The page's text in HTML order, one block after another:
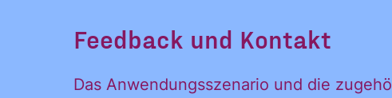
Feedback und Kontakt
Das Anwendungsszenario und die